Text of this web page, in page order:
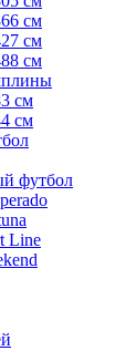
см
см
см
см
см
футбол
Line